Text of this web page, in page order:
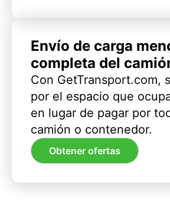
Envío de carga
completa del
Con GetTransport.com,
por el espacio que
en lugar de pagar por
camión o contenedor.
Obtener ofertas